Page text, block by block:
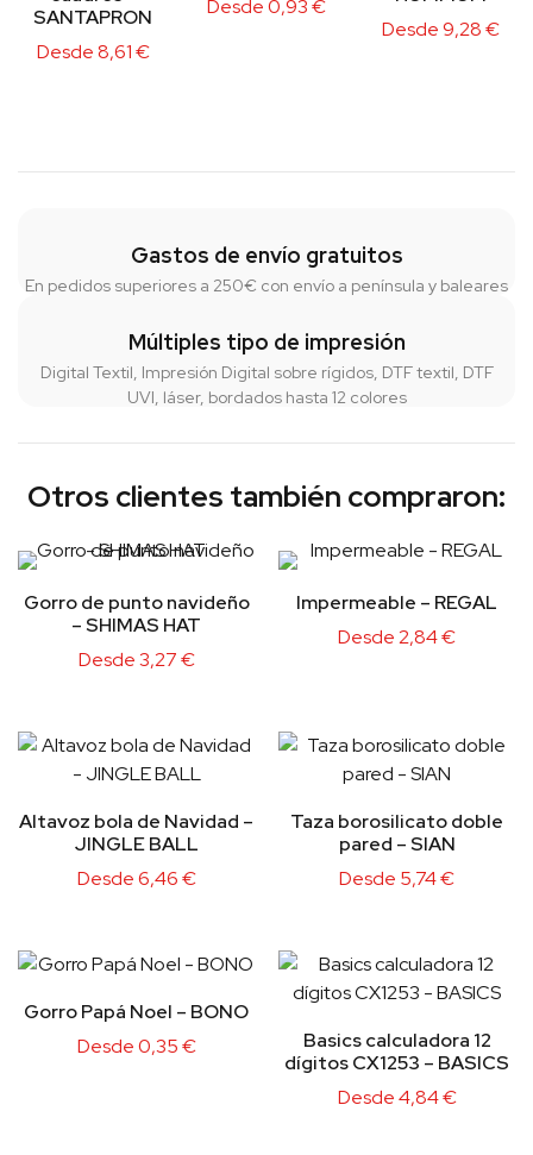
SANTAPRON
Desde8,61€
Desde0,93€
Desde9,28€
Gastos de envío gratuitos
En pedidos superiores a 250€ con envío a península y baleares
Múltiples tipo de impresión
Digital Textil, Impresión Digital sobre rígidos, DTF textil, DTF
UVI, láser, bordados hasta 12 colores
Otros clientes también compraron:
Gorro de punto navideño
– SHIMAS HAT
Desde3,27€
Impermeable – REGAL
Desde2,84€
Altavoz bola de Navidad –
JINGLE BALL
Desde6,46€
Taza borosilicato doble
pared – SIAN
Desde 5,74€
Gorro Papá Noel – BONO
Desde0,35€
Basics calculadora 12
dígitos CX1253 – BASICS
Desde4,84€